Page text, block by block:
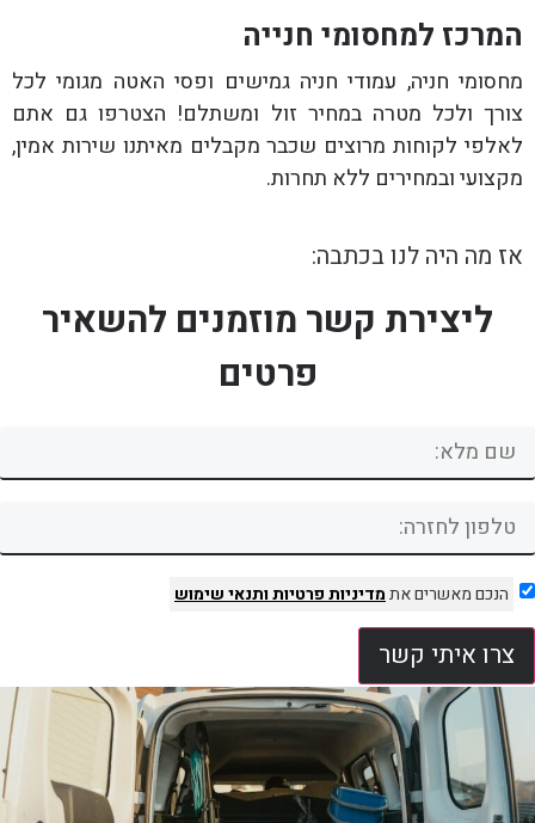
המרכז למחסומי חנייה
מחסומי חניה, עמודי חניה גמישים ופסי האטה מגומי לכל
צורך ולכל מטרה במחיר זול ומשתלם! הצטרפו גם אתם
לאלפי לקוחות מרוצים שכבר מקבלים מאיתנו שירות אמין,
מקצועי ובמחירים ללא תחרות.
אז מה היה לנו בכתבה:
ליצירת קשר מוזמנים להשאיר
פרטים
הנכם מאשרים אתמדיניות פרטיותותנאי שימוש
צרו איתי קשר